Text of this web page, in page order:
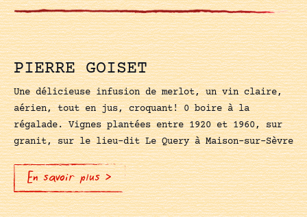
PIERRE GOISET
Une délicieuse infusion de merlot, un vin claire,
aérien, tout en jus, croquant! 0 boire à la
régalade. Vignes plantées entre 1920 et 1960, sur
granit, sur le lieu-dit Le Query à Maison-sur-Sèvre
En savoir plus >